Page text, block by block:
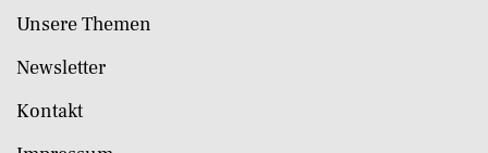
Unsere Themen
Newsletter
Kontakt